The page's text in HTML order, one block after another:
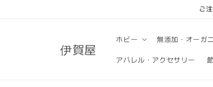
ご
伊賀屋
ホビー 無添加・オーガ
アパレル・アクセサリー